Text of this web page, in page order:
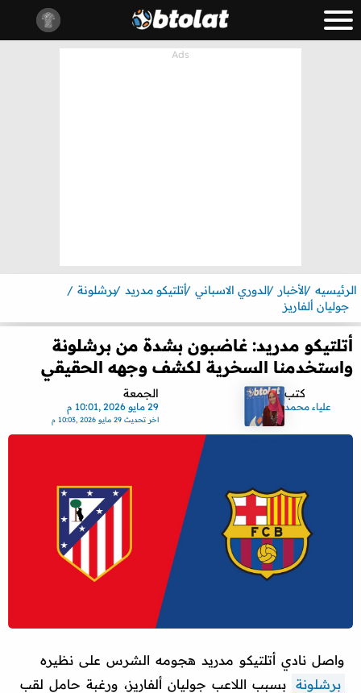
الرئيسيه الأخبار الدوري الاسباني أتلتيكو مدريد برشلونة
جوليان ألفاريز
أتلتيكو مدريد: غاضبون بشدة من برشلونة
واستخدمنا السخرية لكشف وجهه الحقيقي
كتب
علياء محمد
الجمعة
29 مايو 2026 ,10:01 م
اخر تحديث29 مايو 2026 ,10:03 م
واصل نادي أتلتيكو مدريد هجومه الشرس على نظيره
برشلونة بسبب اللاعب جوليان ألفاريز، ورغبة حامل لقب